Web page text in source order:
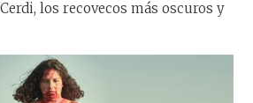
los recovecos más oscuros y